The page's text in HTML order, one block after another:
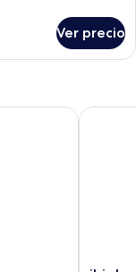
Ver precio
ibis